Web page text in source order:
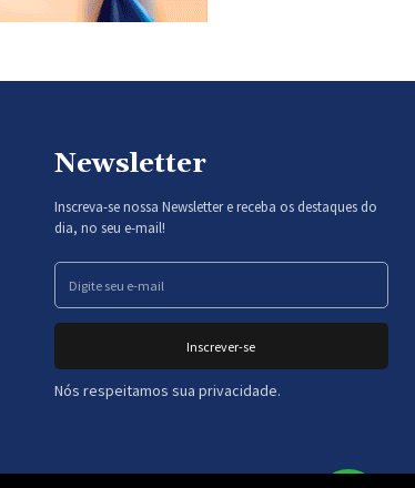
Newsletter
Inscreva-se nossa Newsletter e receba os destaques do
dia, no seu e-mail!
Inscrever-se
Nós respeitamos sua privacidade.